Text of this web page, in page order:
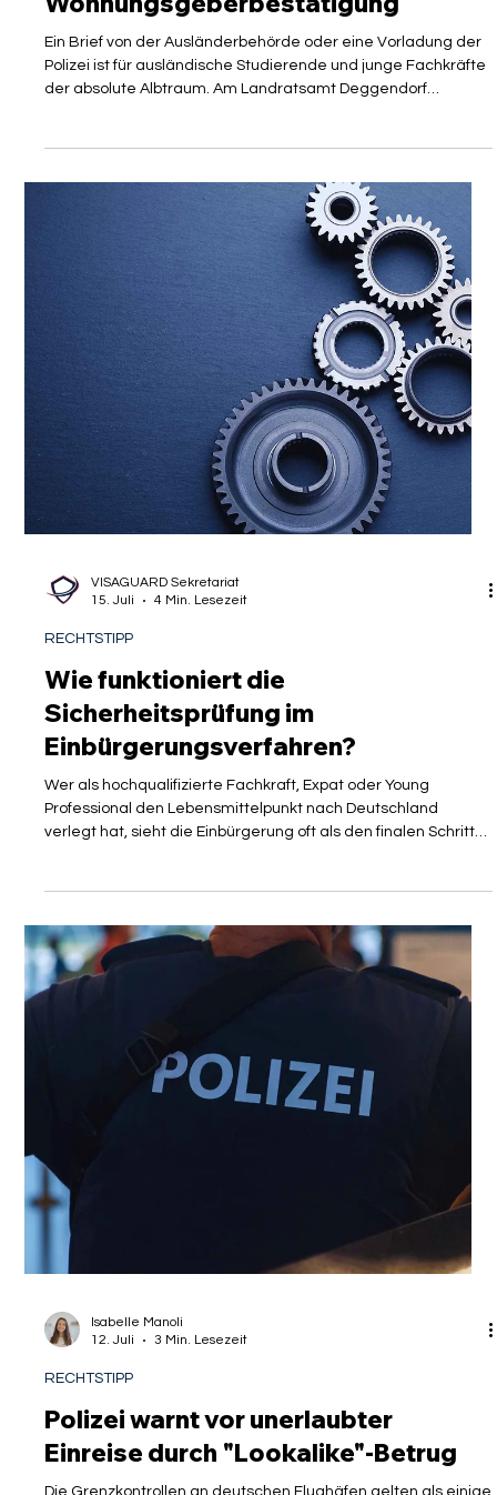
wegen gefälschter
Wohnungsgeberbestätigung
Ein Brief von der Ausländerbehörde oder eine Vorladung der
ermittelt gegen hunderte internationale Studierende, denen
vorgeworfen wird, bei der Beantragung ihres Aufenthaltstitels
eine gefälschte Wohnungsgeberbestätigung oder unrichtige
Mietverträge vorgelegt zu haben. Den Betroffenen droht nicht
nur ein Strafverf
15. Juli
4 Min. Lesezeit
RECHTSTIPP
Wie funktioniert die
Sicherheitsprüfung im
Einbürgerungsverfahren?
Professional den Lebensmittelpunkt nach Deutschland
der erfolgreichen Integration. Doch der Weg zum deutschen
Pass ist kein rein bürokratischer Formalismus. Hinter den
Kulissen greift ein tief gestaffelter Kontrollmechanismus, der
das Verfahren, und im Hi
Isabelle Manoli
12. Juli
3 Min. Lesezeit
RECHTSTIPP